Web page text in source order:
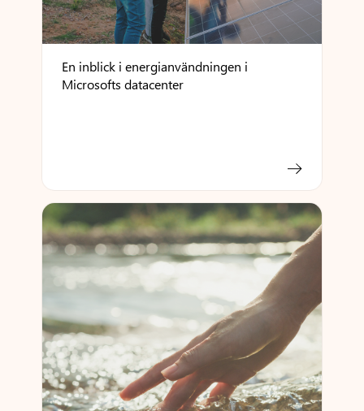
En inblick i energianvändningen i
Microsofts datacenter